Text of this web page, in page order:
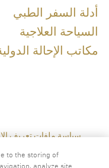
أدلة السفر الطبي
السياحة العلاجية
مكاتب الإحالة
سياسة ملفات تعريف
to the storing of
analyze site